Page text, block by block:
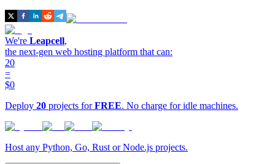
We're Leapcell,
the next-gen web hosting platform that can:
20
=
$0
Deploy 20 projects forFREE. No charge for idle machines.
Host any Python, Go, Rust or Node.js projects.